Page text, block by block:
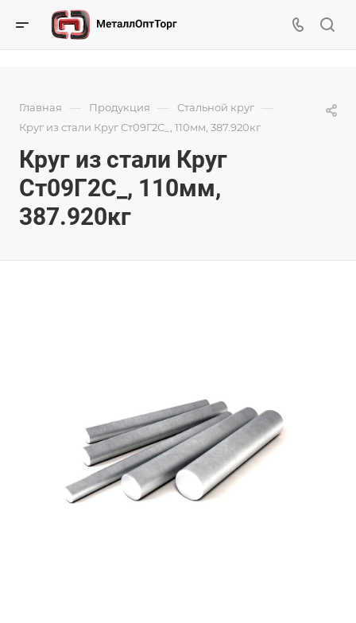
Главная — Продукция — Стальной круг —
Круг из стали Круг Ст09Г2С_, 110мм, 387.920кг
Круг из стали Круг
Ст09Г2С_, 110мм,
387.920кг